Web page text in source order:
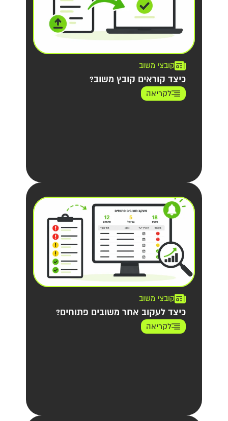
קובצי משוב
כיצד קוראים קובץ משוב?
לקריאה
קובצי משוב
כיצד לעקוב אחר משובים פתוחים?
לקריאה